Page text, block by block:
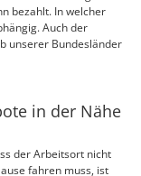
bezahlt. In welcher
Auch der
unserer Bundesländer
in der Nähe
der Arbeitsort nicht
fahren muss, ist